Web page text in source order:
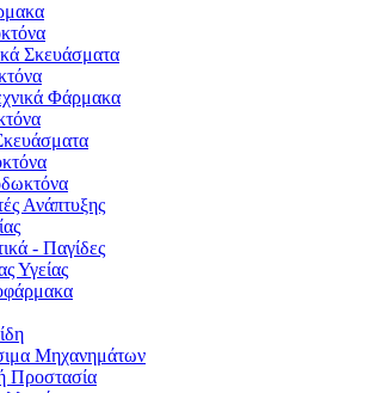
Σκευάσματα
Φάρμακα
Ανάπτυξης
- Παγίδες
Υγείας
Μηχανημάτων
Προστασία